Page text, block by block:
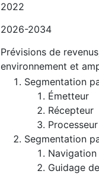
2022
2026-2034
Prévisions de
environnement et
Segmentation
Émetteur
Récepteur
Segmentation
Navigation
Guidage